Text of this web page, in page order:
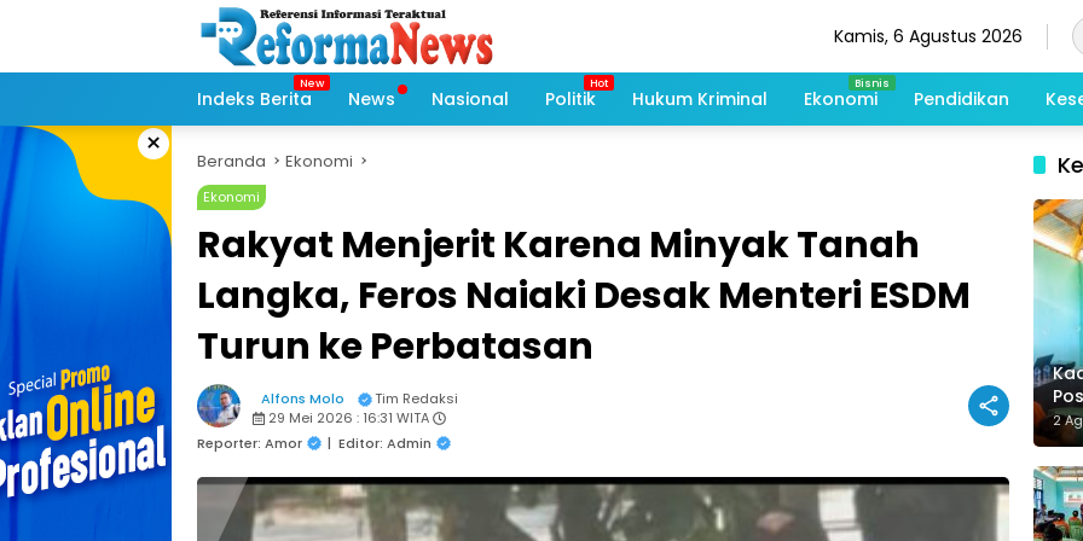
Kamis, 6 Agustus 2026
Indeks Berita News Nasional Politik Hukum Kriminal Ekonomi Pendidikan
× Beranda Ekonomi
Ekonomi
Rakyat Menjerit Karena Minyak Tanah
Langka, Feros Naiaki Desak Menteri ESDM
Turun ke Perbatasan
Alfons Molo
Tim Redaksi
29 Mei 2026 : 16:31 WITA
Reporter: Amor
| Editor: Admin
2